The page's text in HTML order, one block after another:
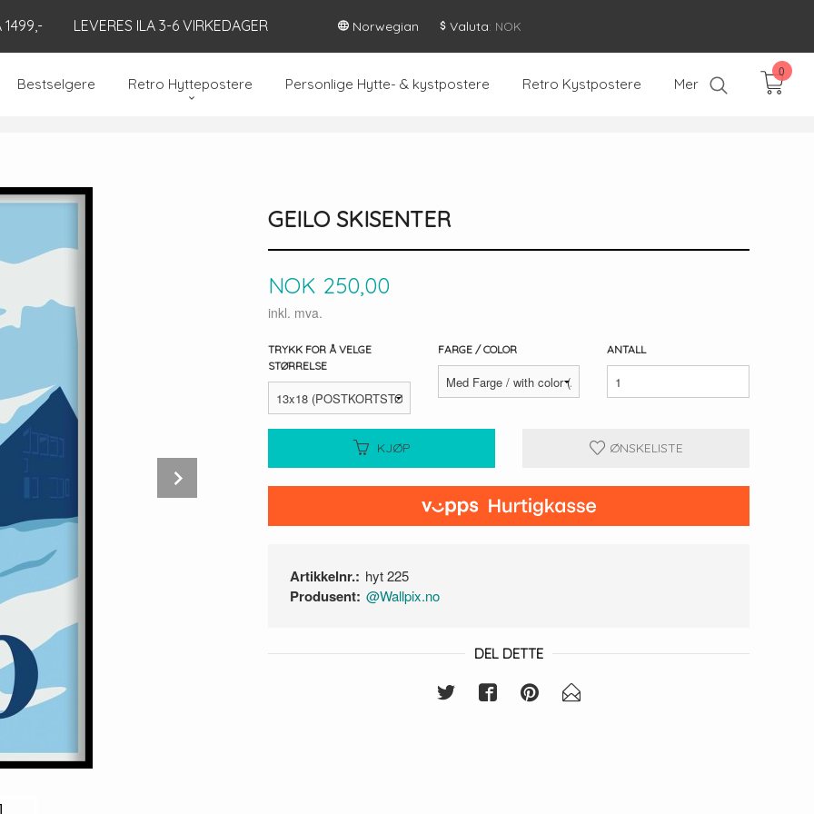
1499,- LEVERES ILA 3-6 VIRKEDAGER Norwegian Valuta: NOK
Bestselgere Retro Hyttepostere Personlige Hytte- & kystpostere Retro Kystpostere Mer
0
GEILO SKISENTER
Pris
NOK 250,00
inkl. mva.
TRYKK FOR Å VELGE
STØRRELSE
FARGE / COLOR ANTALL
KJØP ØNSKELISTE
Artikkelnr.: hyt 225
Produsent: @Wallpix.no
DEL DETTE